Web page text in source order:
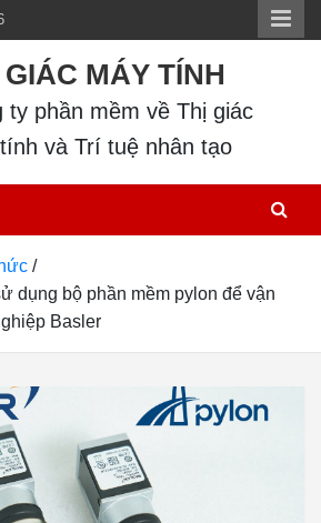
MÁY TÍNH
ty phần mềm về Thị giác
và Trí tuệ nhân tạo
dụng bộ phần mềm pylon để vận
Basler